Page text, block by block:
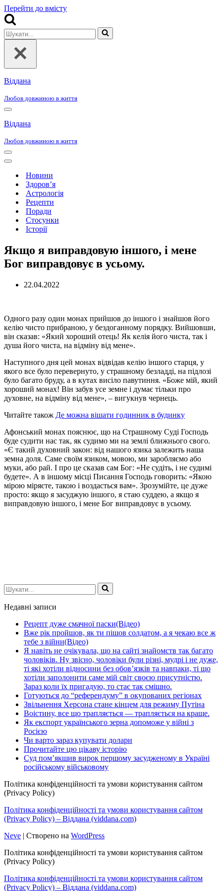
Перейти до вмісту
Шукати...
Віддана
Любов довжиною в життя
Меню
навігації
Віддана
Любов довжиною в життя
Меню
навігації
Меню
навігаціїНовини
Здоров’я
Астрологія
Рецепти
Поради
Стосунки
Історії
Якщо я виправдовую іншого, і мене
Бог виправдовує в усьому.
22.04.2022
Одного разу один монах прийшов до іншого і знайшов його
келію чисто прибраною, у бездоганному порядку. Вийшовши,
він сказав: «Який хороший отець! Як келія його чиста, так і
душа його чиста, на відміну від мене».
Наступного дня цей монах відвідав келію іншого старця, у
якого все було перевернуто, у страшному безладді, на підлозі
було багато бруду, а в кутах висіло павутиння. «Боже мій, який
хороший монах! Він забув усе земне і думає тільки про
духовне, на відміну від мене», – вигукнув чернець.
Читайте також Де можна вішати годинник в будинку
Афонський монах пояснює, що на Страшному Суді Господь
буде судити нас так, як судимо ми на землі ближнього свого.
«Є такий духовний закон: від нашого язика залежить наша
земна доля. Саме своїм язиком, мовою, ми заробляємо або
муки, або рай. І про це сказав сам Бог: «Не судіть, і не судимі
будете». А в іншому місці Писання Господь говорить: «Якою
мірою міряєте, такою і воздасться вам». Зрозумійте, це дуже
просто: якщо я засуджую іншого, я стаю суддею, а якщо я
виправдовую іншого, і мене Бог виправдовує в усьому.
Шукати...
Недавні записи
Рецепт дуже смачної паски(Відео)
Вже рік пройшов, як ти пішов солдатом, а я чекаю все ж
тебе з війни(Відео)
Я навіть не очікувала, що на сайті знайомств так багато
чоловіків. Ну звісно, чоловіки були різні, мудрі і не дуже,
ті які хотіли відносини без обов’язків та навпаки, ті що
хотіли заполонити саме мій світ своєю присутністю.
Зараз коли їх пригадую, то стає так смішно.
Готуються до “референдуму” в окупованих регіонах
Звільнення Херсона стане кінцем для режиму Путіна
Воістину, все що трапляється — трапляється на краще.
Як експорт українського зерна допоможе у війні з
Росією
Чи варто зараз купувати долари
Прочитайте цю цікаву історію
Суд пом’якшив вирок першому засудженому в Україні
російському військовому
Політика конфіденційності та умови користування сайтом
(Privacy Policy)
Політика конфіденційності та умови користування сайтом
(Privacy Policy) – Віддана (viddana.com)
Neve | Створено на WordPress
Політика конфіденційності та умови користування сайтом
(Privacy Policy)
Політика конфіденційності та умови користування сайтом
(Privacy Policy) – Віддана (viddana.com)